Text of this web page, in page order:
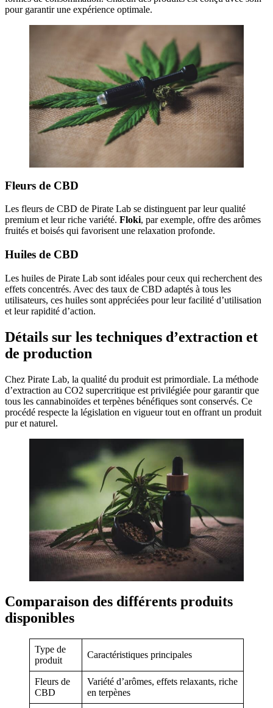
pour garantir une expérience optimale.
Fleurs de CBD
Les fleurs de CBD de Pirate Lab se distinguent par leur qualité
premium et leur riche variété. Floki, par exemple, offre des arômes
fruités et boisés qui favorisent une relaxation profonde.
Huiles de CBD
Les huiles de Pirate Lab sont idéales pour ceux qui recherchent des
effets concentrés. Avec des taux de CBD adaptés à tous les
utilisateurs, ces huiles sont appréciées pour leur facilité d’utilisation
et leur rapidité d’action.
Détails sur les techniques d’extraction et
de production
Chez Pirate Lab, la qualité du produit est primordiale. La méthode
d’extraction au CO2 supercritique est privilégiée pour garantir que
tous les cannabinoïdes et terpènes bénéfiques sont conservés. Ce
procédé respecte la législation en vigueur tout en offrant un produit
pur et naturel.
Comparaison des différents produits
disponibles
Type de
produit
Caractéristiques principales
Fleurs de
CBD
Variété d’arômes, effets relaxants, riche
en terpènes